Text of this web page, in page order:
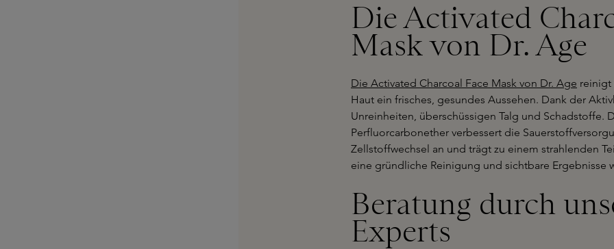
Die Activated
Mask von Dr. Age
Die Activated Charcoal Face Mask von Dr. Age reinigt
Haut ein frisches, gesundes Aussehen. Dank der
Unreinheiten, überschüssigen Talg und Schadstoffe.
Perfluorcarbonether verbessert die
Zellstoffwechsel an und trägt zu einem strahlenden
eine gründliche Reinigung und sichtbare Ergebnisse
Beratung durch
Experts